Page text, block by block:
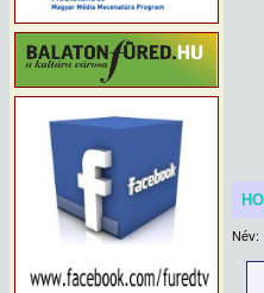
Név: